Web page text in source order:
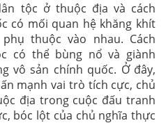
tộc ở thuộc địa và cách
có mối quan hệ khăng khít
thuộc vào nhau. Cách
có thể bùng nổ và giành
vô sản chính quốc. Ở đây,
mạnh vai trò tích cực, chủ
địa trong cuộc đấu tranh
bóc lột của chủ nghĩa thực